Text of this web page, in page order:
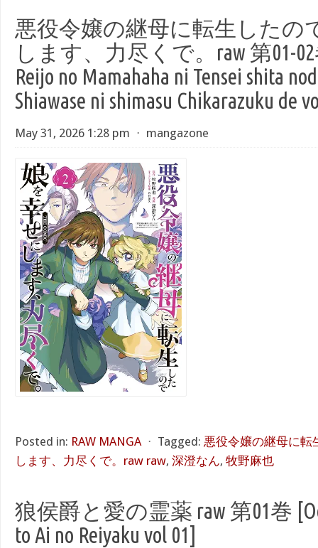
悪役令嬢の継母に転生したの
します、力尽くで。raw 第01-02
Reijo no Mamahaha ni Tensei shita
Shiawase ni shimasu Chikarazuku de
May 31, 2026 1:28 pm ⋅ mangazone
Posted in: RAW MANGA ⋅ Tagged: 悪役令嬢の継母に転
します、力尽くで。raw raw, 深澄なん, 牧野麻也
狼侯爵と愛の霊薬 raw 第01巻
to Ai no Reiyaku vol 01]